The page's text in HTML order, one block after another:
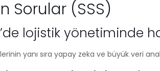
Sorular (SSS)
lojistik yönetiminde
yanı sıra yapay zeka ve büyük veri